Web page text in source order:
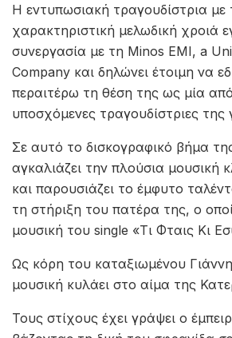
Η εντυπωσιακή τραγουδίστρια με
χαρακτηριστική μελωδική χροιά
συνεργασία με τη Minos EMI, a
Company και δηλώνει έτοιμη να
περαιτέρω τη θέση της ως μία από
υποσχόμενες τραγουδίστριες της
Σε αυτό το δισκογραφικό βήμα
αγκαλιάζει την πλούσια μουσική
και παρουσιάζει το έμφυτο
τη στήριξη του πατέρα της, ο
μουσική του single «Τι Φταις Κι
Ως κόρη του καταξιωμένου
μουσική κυλάει στο αίμα της
Τους στίχους έχει γράψει ο